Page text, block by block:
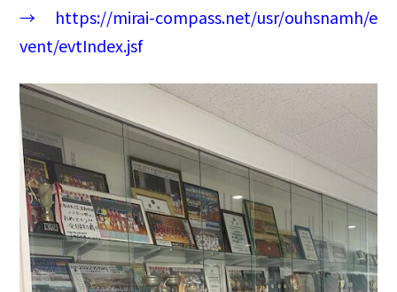
→ https://mirai-compass.net/usr/ouhsnamh/e
vent/evtIndex.jsf